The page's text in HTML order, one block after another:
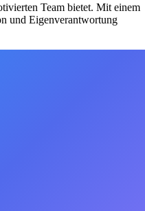
Team bietet. Mit einem
und Eigenverantwortung